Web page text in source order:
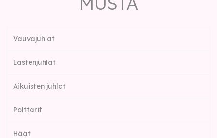
Vauvajuhlat
Lastenjuhlat
Aikuisten juhlat
Polttarit
Häät